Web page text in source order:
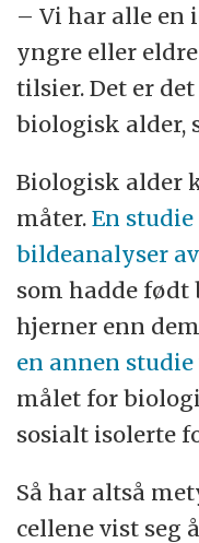
– Vi har alle en
yngre eller
tilsier. Det er
biologisk alder,
Biologisk alder
måter.En
bildeanalyser
som hadde født
hjerner enn
en annen studie
målet for
sosialt isolerte
Så har altså
cellene vist seg